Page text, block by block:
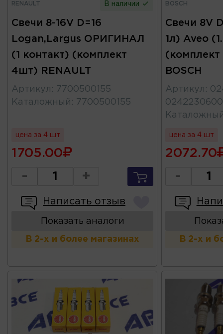
RENAULT В наличии
Свечи 8-16V D=16
Logan,Largus ОРИГИНАЛ
(1 контакт) (комплект
4шт) RENAULT
Артикул :
7700500155
Каталожный : 7700500155
цена за 4 шт
1705.00
- +
Написать отзыв
Показать аналоги
В 2-х и более магазинах
BOSCH
Свечи 8V
1л) Aveo
(комплект
BOSCH
Артикул :
0242230600
цена за 4 шт
2072.70
-
В 2-х и